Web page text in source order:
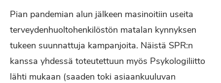
Pian pandemian alun jälkeen masinoitiin useita
terveydenhuoltohenkilöstön matalan kynnyksen
tukeen suunnattuja kampanjoita. Näistä SPR:n
kanssa yhdessä toteutettuun myös Psykologiliitto
lähti mukaan (saaden toki asiaankuuluvan